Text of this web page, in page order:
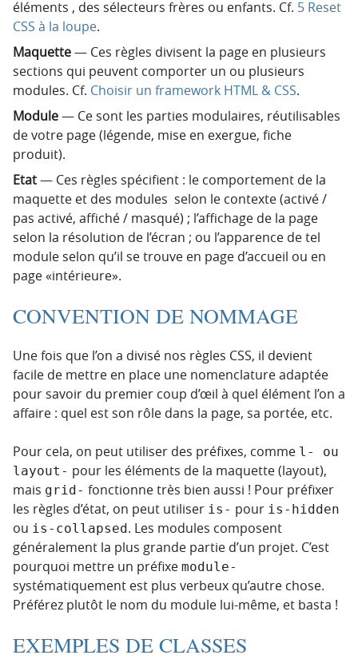
éléments , des sélecteurs frères ou enfants. Cf. 5 Reset
CSS à la loupe.
Maquette— Ces règles divisent la page en plusieurs
sections qui peuvent comporter un ou plusieurs
modules. Cf. Choisir un framework HTML & CSS.
Module— Ce sont les parties modulaires, réutilisables
de votre page (légende, mise en exergue, fiche
produit).
Etat— Ces règles spécifient : le comportement de la
maquette et des modules selon le contexte (activé /
pas activé, affiché / masqué) ; l’affichage de la page
selon la résolution de l’écran ; ou l’apparence de tel
module selon qu’il se trouve en page d’accueil ou en
page «intérieure».
CONVENTION DE NOMMAGE
Une fois que l’on a divisé nos règles CSS, il devient
facile de mettre en place une nomenclature adaptée
pour savoir du premier coup d’œil à quel élément l’on a
affaire : quel est son rôle dans la page, sa portée, etc.
Pour cela, on peut utiliser des préfixes, comme l- ou
layout- pour les éléments de la maquette (layout),
mais grid- fonctionne très bien aussi ! Pour préfixer
les règles d’état, on peut utiliser is- pour is-hidden
ou is-collapsed. Les modules composent
généralement la plus grande partie d’un projet. C’est
pourquoi mettre un préfixe module-
systématiquement est plus verbeux qu’autre chose.
Préférez plutôt le nom du module lui-même, et basta !
EXEMPLES DE CLASSES